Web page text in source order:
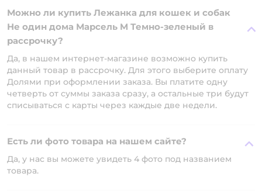
Можно ли купить Лежанка для кошек и собак
Не один дома Марсель M Темно-зеленый в
рассрочку?
Да, в нашем интернет-магазине возможно купить
данный товар в рассрочку. Для этого выберите оплату
Долями при оформлении заказа. Вы платите одну
четверть от суммы заказа сразу, а остальные три будут
списываться с карты через каждые две недели.
Есть ли фото товара на нашем сайте?
Да, у нас вы можете увидеть 4 фото под названием
товара.